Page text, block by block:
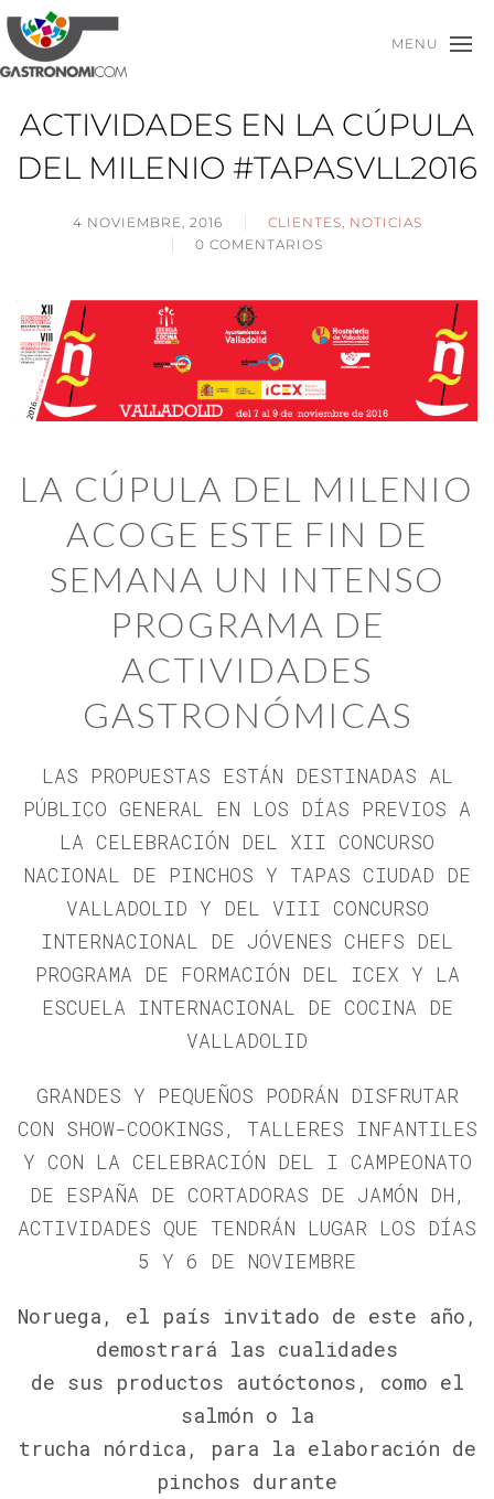
MENU
ACTIVIDADES EN LA CÚPULA
DEL MILENIO #TAPASVLL2016
4 NOVIEMBRE, 2016 CLIENTES, NOTICIAS
0 COMENTARIOS
LA CÚPULA DEL MILENIO
ACOGE ESTE FIN DE
SEMANA UN INTENSO
PROGRAMA DE
ACTIVIDADES
GASTRONÓMICAS
LAS PROPUESTAS ESTÁN DESTINADAS AL
PÚBLICO GENERAL EN LOS DÍAS PREVIOS A
LA CELEBRACIÓN DEL XII CONCURSO
NACIONAL DE PINCHOS Y TAPAS CIUDAD DE
VALLADOLID Y DEL VIII CONCURSO
INTERNACIONAL DE JÓVENES CHEFS DEL
PROGRAMA DE FORMACIÓN DEL ICEX Y LA
ESCUELA INTERNACIONAL DE COCINA DE
VALLADOLID
GRANDES Y PEQUEÑOS PODRÁN DISFRUTAR
CON SHOW-COOKINGS, TALLERES INFANTILES
Y CON LA CELEBRACIÓN DEL I CAMPEONATO
DE ESPAÑA DE CORTADORAS DE JAMÓN DH,
ACTIVIDADES QUE TENDRÁN LUGAR LOS DÍAS
5 Y 6 DE NOVIEMBRE
Noruega, el país invitado de este año,
demostrará las cualidades
de sus productos autóctonos, como el
salmón o la
trucha nórdica, para la elaboración de
pinchos durante